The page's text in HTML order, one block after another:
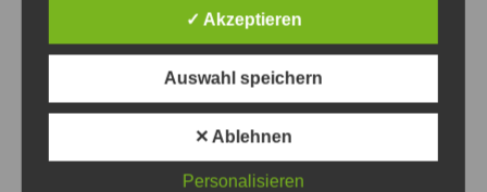
Nr. 6 des Infektionsschutzgesetzes dar und
werden mit Bußgeldern bis zu 25 000 Euro
Einhaltung wird überwacht
✓ Akzeptieren
Auswahl speichern
✕ Ablehnen
Personalisieren